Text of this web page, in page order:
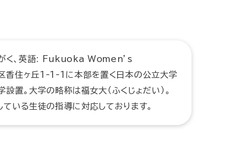
がく、英語: Fukuoka Women’s
香住ヶ丘1-1-1に本部を置く日本の公立大学
。大学の略称は福女大（ふくじょだい）。
いる生徒の指導に対応しております。